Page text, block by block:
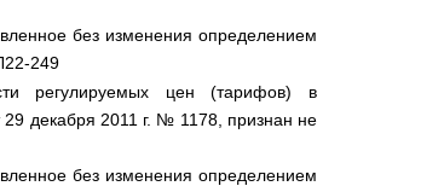
без изменения определением
249
регулируемых цен (тарифов) в
29 декабря 2011 г. № 1178, признан не
без изменения определением